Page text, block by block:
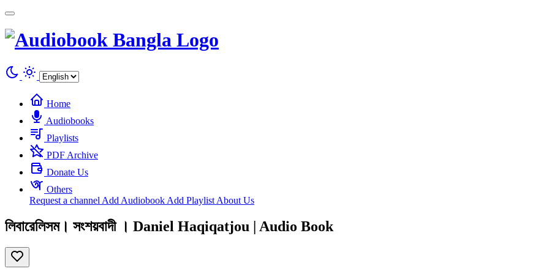
Home
Audiobooks
Playlists
PDF Archive
Donate Us
Others
Request a channel Add Audiobook Add Playlist About Us
লিবারেলিসম। সংশয়বাদী । Daniel Haqiqatjou | Audio Book